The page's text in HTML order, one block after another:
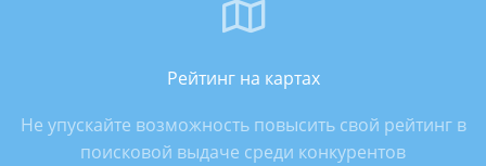
Рейтинг на картах
Не упускайте возможность повысить свой рейтинг в
поисковой выдаче среди конкурентов